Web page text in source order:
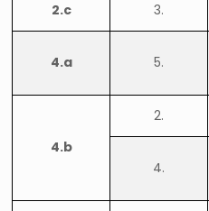
2.c 3.
4.a 5.
4.b
2.
4.